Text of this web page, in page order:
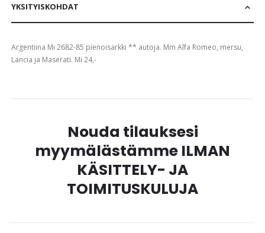
YKSITYISKOHDAT
Argentiina Mi 2682-85 pienoisarkki ** autoja. Mm Alfa Romeo, mersu,
Lancia ja Maserati. Mi 24,-
Nouda tilauksesi
myymälästämme ILMAN
KÄSITTELY- JA
TOIMITUSKULUJA